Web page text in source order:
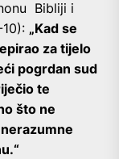
Bibliji i
„Kad se
za tijelo
pogrdan sud
te
što ne